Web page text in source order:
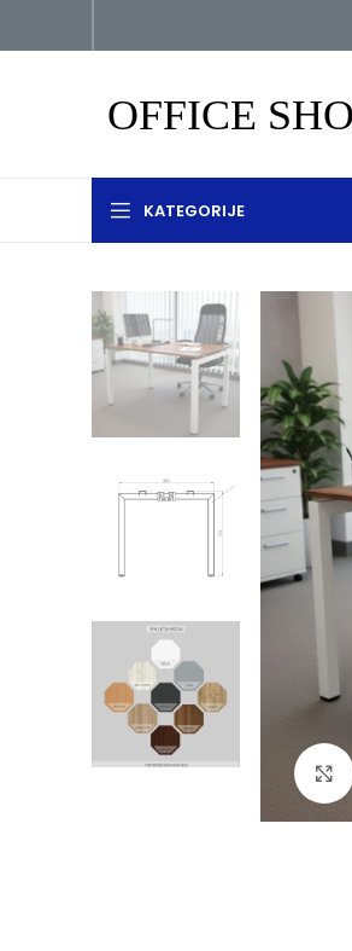
KATEGORIJE